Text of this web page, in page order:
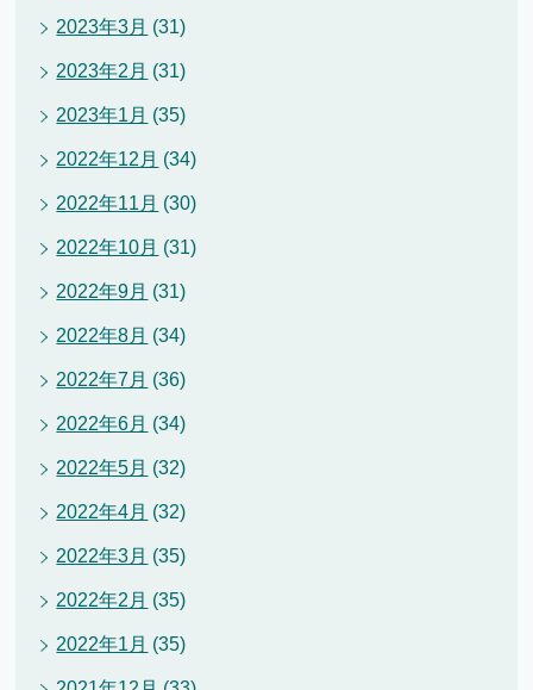
2023年3月 (31)
2023年2月 (31)
2023年1月 (35)
2022年12月 (34)
2022年11月 (30)
2022年10月 (31)
2022年9月 (31)
2022年8月 (34)
2022年7月 (36)
2022年6月 (34)
2022年5月 (32)
2022年4月 (32)
2022年3月 (35)
2022年2月 (35)
2022年1月 (35)